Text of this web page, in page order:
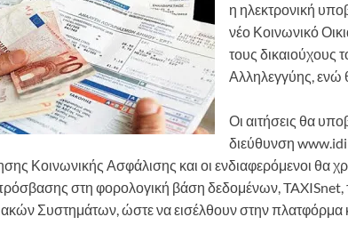
η ηλεκτρονική
νέο Κοινωνικό
τους δικαιούχους
Αλληλεγγύης, ενώ
Οι αιτήσεις θα
διεύθυνση
Κοινωνικής Ασφάλισης και οι ενδιαφερόμενοι θα
στη φορολογική βάση δεδομένων, TAXISnet,
Συστημάτων, ώστε να εισέλθουν στην πλατφόρμα